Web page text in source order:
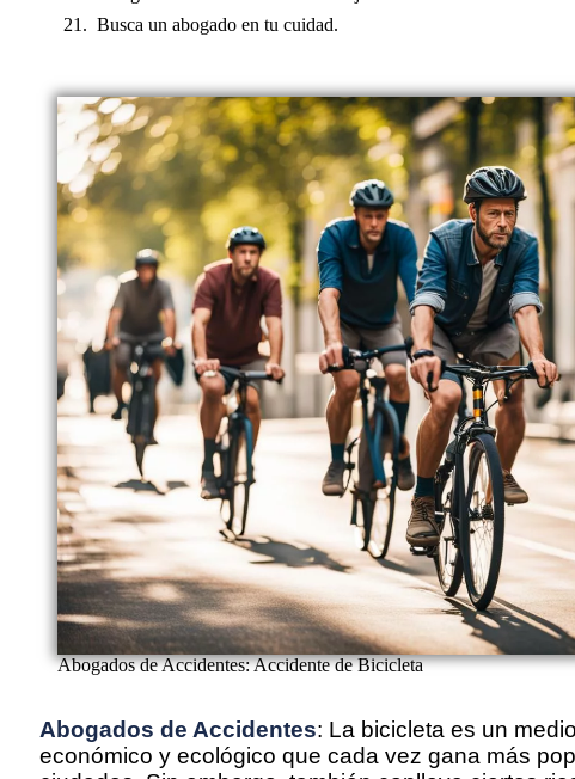
Busca un abogado en tu cuidad.
Abogados de Accidentes: Accidente de Bicicleta
Abogados de Accidentes: La bicicleta es un
económico y ecológico que cada vez gana más